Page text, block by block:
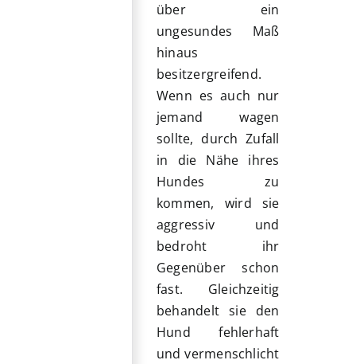
über ein
ungesundes Maß
hinaus
besitzergreifend.
Wenn es auch nur
jemand wagen
sollte, durch Zufall
in die Nähe ihres
Hundes zu
kommen, wird sie
aggressiv und
bedroht ihr
Gegenüber schon
fast. Gleichzeitig
behandelt sie den
Hund fehlerhaft
und vermenschlicht